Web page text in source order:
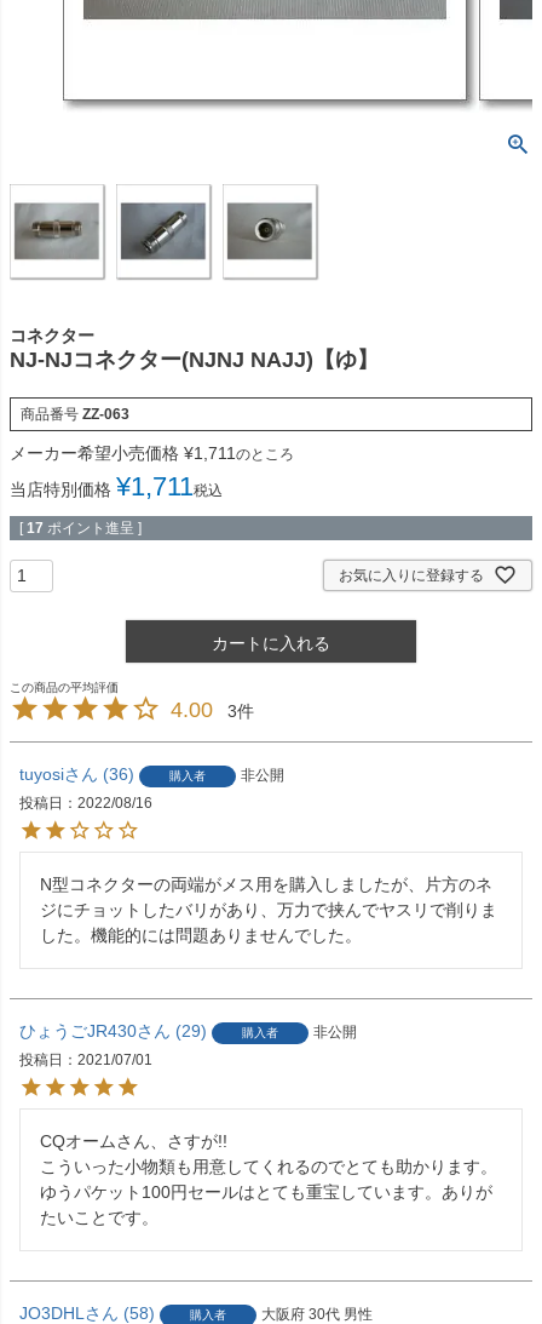
コネクター
NJ-NJコネクター(NJNJ NAJJ)【ゆ】
商品番号 ZZ-063
メーカー希望小売価格 ¥1,711 のところ
当店特別価格 ¥1,711税込
[ 17 ポイント進呈 ]
お気に入りに登録する
カートに入れる
4.00 3
tuyosi 36 購入者
非公開
投稿日
2022/08/16
N型コネクターの両端がメス用を購入しましたが、片方のネ
ジにチョットしたバリがあり、万力で挟んでヤスリで削りま
した。機能的には問題ありませんでした。
ひょうごJR430 29 購入者
非公開
投稿日
2021/07/01
CQオームさん、さすが!!
こういった小物類も用意してくれるのでとても助かります。
ゆうパケット100円セールはとても重宝しています。ありが
たいことです。
JO3DHL 58 購入者 大阪府 30代 男性